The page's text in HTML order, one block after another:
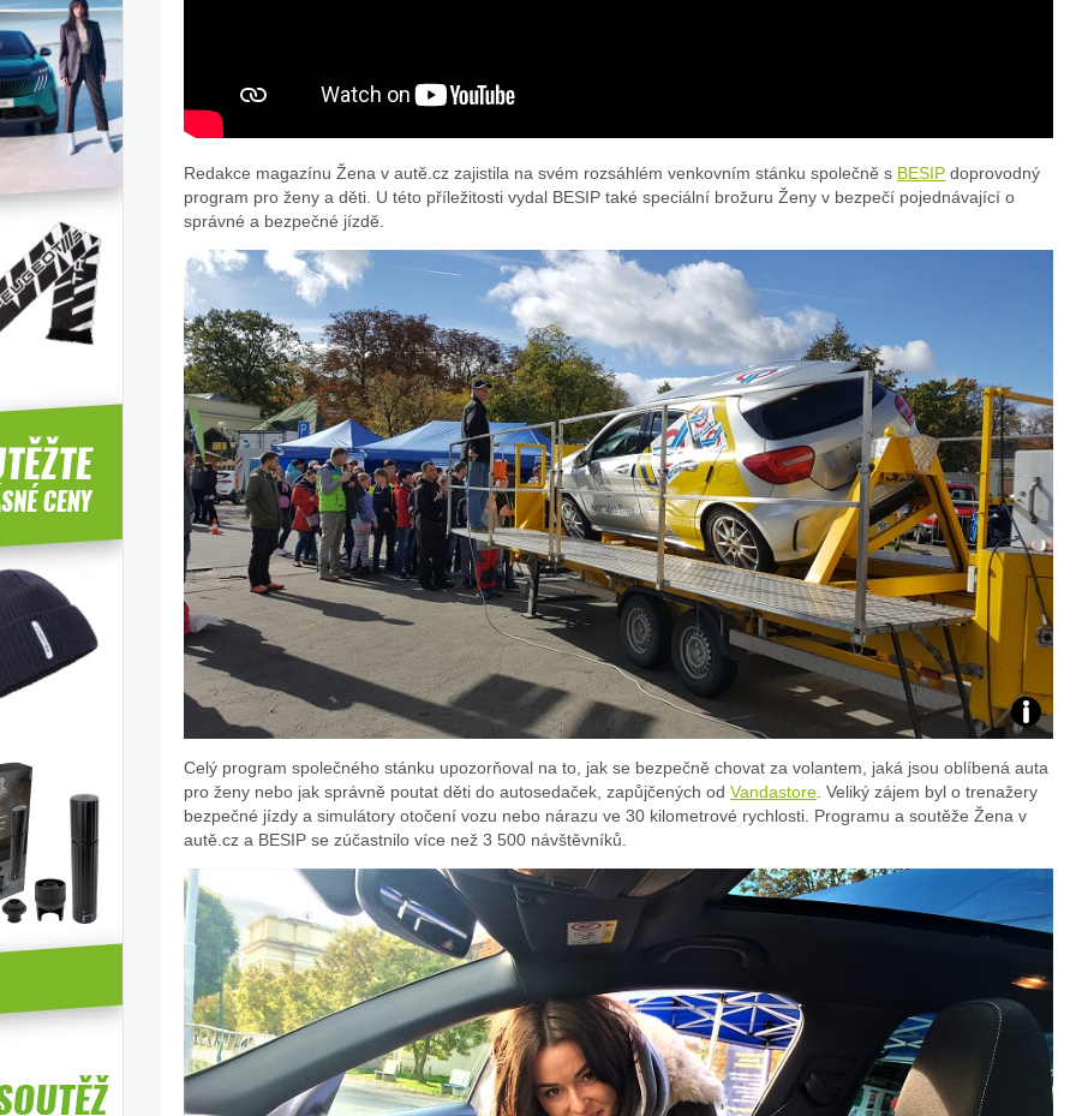
Redakce magazínu Žena v autě.cz zajistila na svém rozsáhlém venkovním stánku společně s BESIP doprovodný
program pro ženy a děti. U této příležitosti vydal BESIP také speciální brožuru Ženy v bezpečí pojednávající o
správné a bezpečné jízdě.
Foto:
archiv
Celý program společného stánku upozorňoval na to, jak se bezpečně chovat za volantem, jaká jsou oblíbená auta
pro ženy nebo jak správně poutat děti do autosedaček, zapůjčených od Vandastore. Veliký zájem byl o trenažery
bezpečné jízdy a simulátory otočení vozu nebo nárazu ve 30 kilometrové rychlosti. Programu a soutěže Žena v
autě.cz a BESIP se zúčastnilo více než 3 500 návštěvníků.